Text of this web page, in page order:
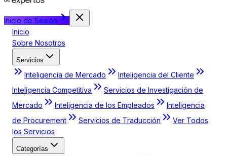
Inicio de Sesión
Inicio
Sobre Nosotros
Servicios
Inteligencia de Mercado
Inteligencia del Cliente
Inteligencia Competitiva
Servicios de Investigación de
Mercado
Inteligencia de los Empleados
Inteligencia
de Procurement
Servicios de Traducción
Ver Todos
los Servicios
Categorías